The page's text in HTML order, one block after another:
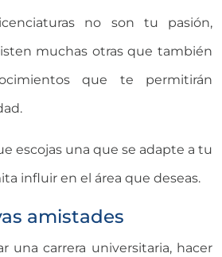
no son tu pasión,
muchas otras que también
que te permitirán
escojas una que se adapte a tu
influir en el área que deseas.
amistades
una carrera universitaria, hacer